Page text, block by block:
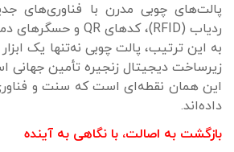
پالت‌های چوبی مدرن با فناوری‌های
ردیاب (RFID)، کدهای QR و حسگرهای دما ترکیب شده‌اند.
به این ترتیب، پالت چوبی نه‌تنها یک
زیرساخت دیجیتال زنجیره تأمین جهانی
این همان نقطه‌ای است که سنت و
داده‌اند.
بازگشت به اصالت، با نگاهی به آینده